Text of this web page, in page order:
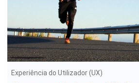
Experiência do Utilizador (UX)